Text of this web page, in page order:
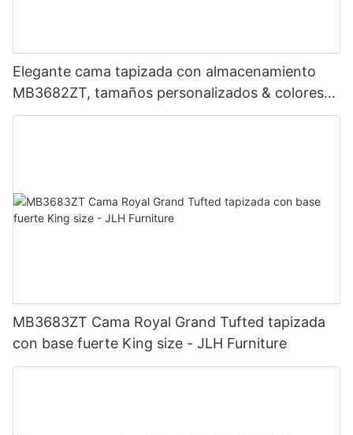
Elegante cama tapizada con almacenamiento
MB3682ZT, tamaños personalizados & colores
Precio de fábrica - Muebles JLH
MB3683ZT Cama Royal Grand Tufted tapizada
con base fuerte King size - JLH Furniture